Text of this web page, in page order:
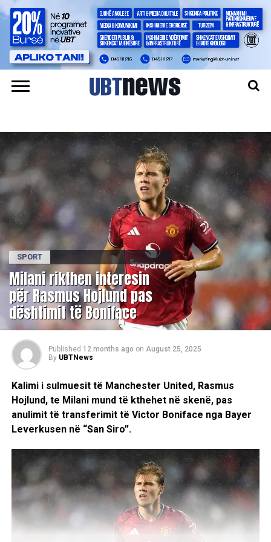
SPORT
Milani rikthen interesin
për Rasmus Hojlund pas
dështimit të Boniface
Published 12 months ago on August 25, 2025
By UBTNews
Kalimi i sulmuesit të Manchester United, Rasmus
Hojlund, te Milani mund të kthehet në skenë, pas
anulimit të transferimit të Victor Boniface nga Bayer
Leverkusen në “San Siro”.